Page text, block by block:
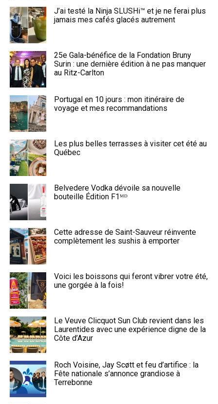
J’ai testé la Ninja SLUSHi™ et je ne ferai plus
jamais mes cafés glacés autrement
25e Gala-bénéfice de la Fondation Bruny
Surin : une dernière édition à ne pas manquer
au Ritz-Carlton
Portugal en 10 jours : mon itinéraire de
voyage et mes recommandations
Les plus belles terrasses à visiter cet été au
Québec
Belvedere Vodka dévoile sa nouvelle
bouteille Édition F1ᴹᴰ
Cette adresse de Saint-Sauveur réinvente
complètement les sushis à emporter
Voici les boissons qui feront vibrer votre été,
une gorgée à la fois!
Le Veuve Clicquot Sun Club revient dans les
Laurentides avec une expérience digne de la
Côte d’Azur
Roch Voisine, Jay Scøtt et feu d’artifice : la
Fête nationale s’annonce grandiose à
Terrebonne